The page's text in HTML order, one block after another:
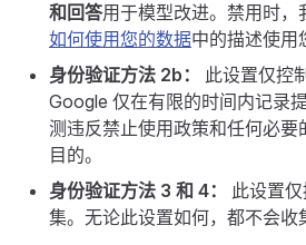
和回答用于模型改进。禁用时，
如何使用您的数据中的描述使用
身份验证方法 2b：
此设置仅控
Google 仅在有限的时间内记录
测违反禁止使用政策和任何必要
目的。
身份验证方法 3 和 4：
此设置
集。无论此设置如何，都不会收